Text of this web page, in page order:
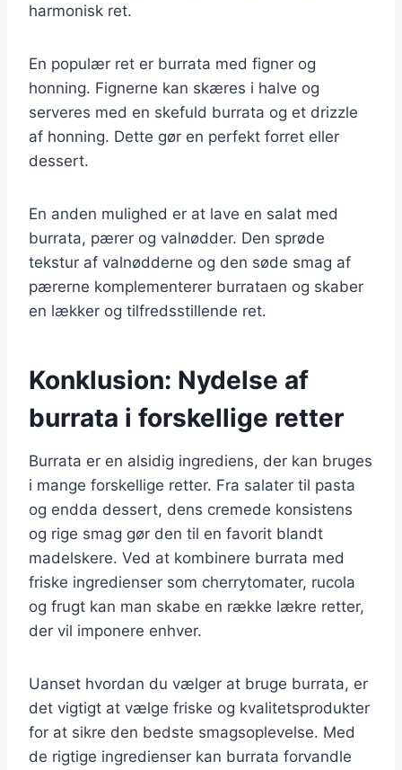
harmonisk ret.
En populær ret er burrata med figner og
honning. Fignerne kan skæres i halve og
serveres med en skefuld burrata og et drizzle
af honning. Dette gør en perfekt forret eller
dessert.
En anden mulighed er at lave en salat med
burrata, pærer og valnødder. Den sprøde
tekstur af valnødderne og den søde smag af
pærerne komplementerer burrataen og skaber
en lækker og tilfredsstillende ret.
Konklusion: Nydelse af
burrata i forskellige retter
Burrata er en alsidig ingrediens, der kan bruges
i mange forskellige retter. Fra salater til pasta
og endda dessert, dens cremede konsistens
og rige smag gør den til en favorit blandt
madelskere. Ved at kombinere burrata med
friske ingredienser som cherrytomater, rucola
og frugt kan man skabe en række lækre retter,
der vil imponere enhver.
Uanset hvordan du vælger at bruge burrata, er
det vigtigt at vælge friske og kvalitetsprodukter
for at sikre den bedste smagsoplevelse. Med
de rigtige ingredienser kan burrata forvandle